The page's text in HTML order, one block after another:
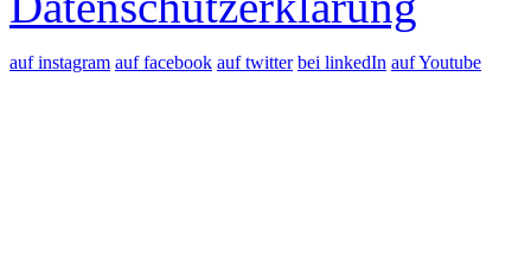
auf instagram auf facebook auf twitter bei linkedIn auf Youtube